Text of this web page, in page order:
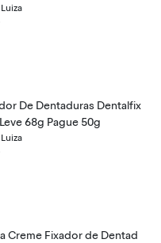
De Dentaduras Dentalfix
68g Pague 50g
Creme Fixador de Dentad